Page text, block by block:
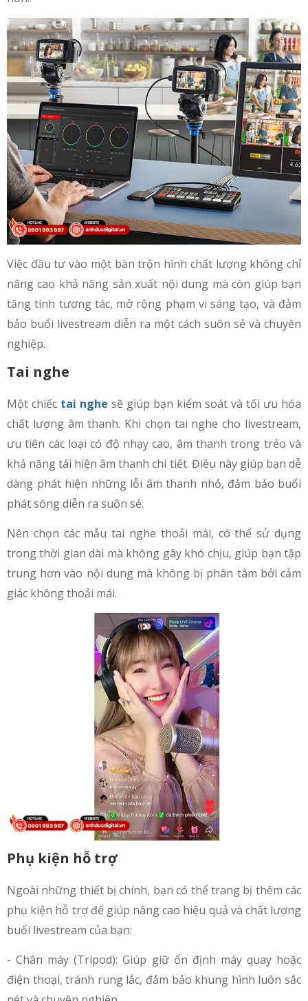
Việc đầu tư vào một bàn trộn hình chất lượng không chỉ
nâng cao khả năng sản xuất nội dung mà còn giúp bạn
tăng tính tương tác, mở rộng phạm vi sáng tạo, và đảm
bảo buổi livestream diễn ra một cách suôn sẻ và chuyên
nghiệp.
Tai nghe
Một chiếc tai nghe sẽ giúp bạn kiểm soát và tối ưu hóa
chất lượng âm thanh. Khi chọn tai nghe cho livestream,
ưu tiên các loại có độ nhạy cao, âm thanh trong trẻo và
khả năng tái hiện âm thanh chi tiết. Điều này giúp bạn dễ
dàng phát hiện những lỗi âm thanh nhỏ, đảm bảo buổi
phát sóng diễn ra suôn sẻ.
Nên chọn các mẫu tai nghe thoải mái, có thể sử dụng
trong thời gian dài mà không gây khó chịu, giúp bạn tập
trung hơn vào nội dung mà không bị phân tâm bởi cảm
giác không thoải mái.
Phụ kiện hỗ trợ
Ngoài những thiết bị chính, bạn có thể trang bị thêm các
phụ kiện hỗ trợ để giúp nâng cao hiệu quả và chất lượng
buổi livestream của bạn:
- Chân máy (Tripod): Giúp giữ ổn định máy quay hoặc
điện thoại, tránh rung lắc, đảm bảo khung hình luôn sắc